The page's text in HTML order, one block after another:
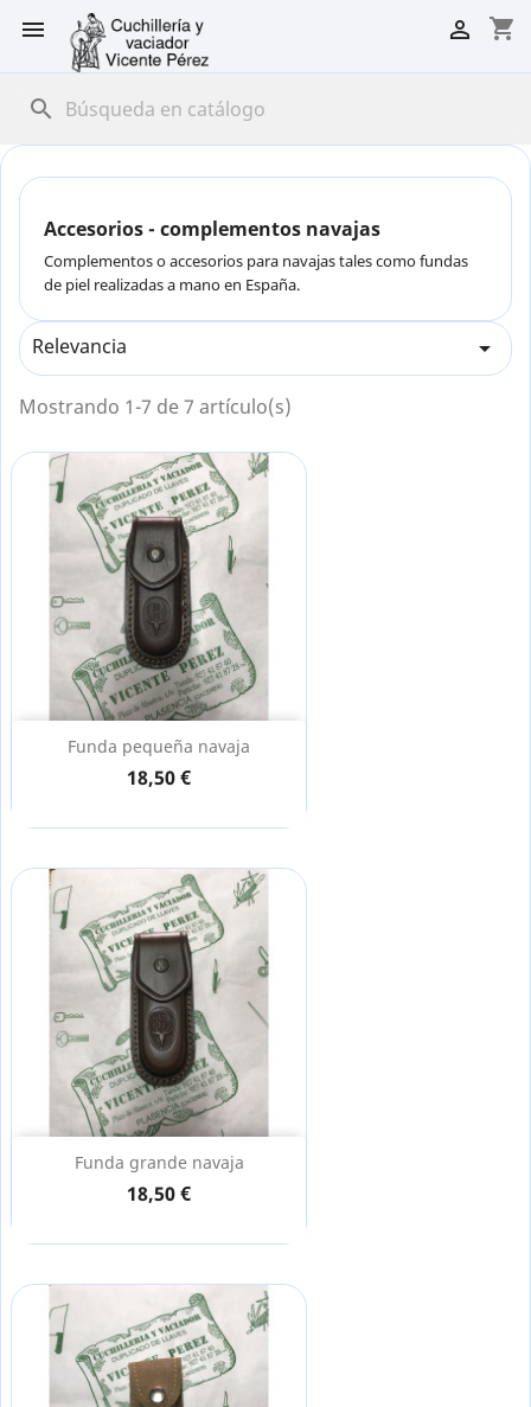
 shopping_cart

search
Accesorios - complementos navajas
Complementos o accesorios para navajas tales como fundas
de piel realizadas a mano en España.
Relevancia 
Mostrando 1-7 de 7 artículo(s)
Funda pequeña navaja
18,50 €
Funda grande navaja
18,50 €